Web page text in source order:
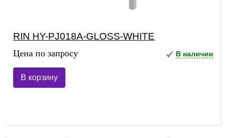
RIN HY-PJ018A-GLOSS-WHITE
Цена по запросу В наличии
В корзину